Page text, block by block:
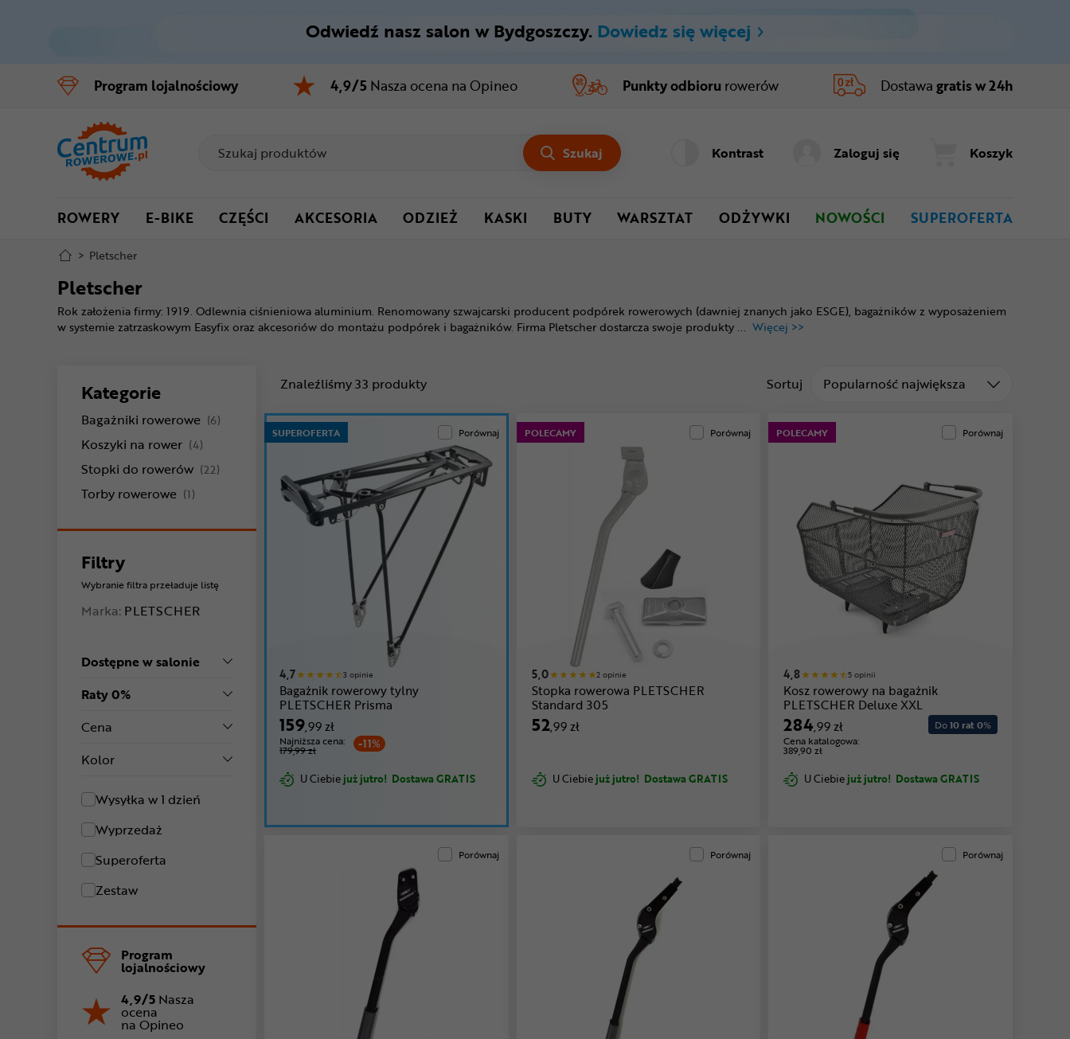
Menu główne
Filtry
Stopka
Odwiedź nasz salon w Bydgoszczy. Dowiedz się więcej
Program lojalnościowy 4,9/5 Nasza ocena na Opineo Punkty odbioru rowerów Dostawa gratis w 24h
Szukaj Kontrast Zaloguj się Koszyk
ROWERY E-BIKE CZĘŚCI AKCESORIA ODZIEŻ KASKI BUTY WARSZTAT ODŻYWKI NOWOŚCI SUPEROFERTA
> Pletscher
Pletscher
Rok założenia firmy: 1919. Odlewnia ciśnieniowa aluminium. Renomowany szwajcarski producent podpórek rowerowych (dawniej znanych jako ESGE), bagażników z wyposażeniem
w systemie zatrzaskowym Easyfix oraz akcesoriów do montażu podpórek i bagażników. Firma Pletscher dostarcza swoje produkty ... Więcej >>
Kategorie
Bagażniki rowerowe (6) produkty
Koszyki na rower (4)
Stopki do rowerów (22)
Torby rowerowe (1)
Filtry
Wybranie filtra przeładuje listę
Marka: PLETSCHER
Dostępne w salonie
Raty 0%
Cena
Kolor
Wysyłka w 1 dzień
Wyprzedaż
Superoferta
Zestaw
Program
lojalnościowy
4,9/5 Nasza
ocena
na Opineo
Znaleźliśmy33 produkty Sortuj Sortuj od
Popularność największa
SUPEROFERTA Porównaj
4,7 3 opinie
Bagażnik rowerowy tylny
PLETSCHER Prisma
159,99 zł
-11%
Najniższa cena:
179,99 zł
U Ciebiejuż jutro! Dostawa GRATIS
POLECAMY Porównaj
5,0 2 opinie
Stopka rowerowa PLETSCHER
Standard 305
52,99 zł
U Ciebiejuż jutro! Dostawa GRATIS
POLECAMY Porównaj
4,8 5 opinii
Kosz rowerowy na bagażnik
PLETSCHER Deluxe XXL
284,99 zł
Cena katalogowa:
389,90 zł
Do10 rat 0%
U Ciebiejuż jutro! Dostawa GRATIS
Porównaj Porównaj Porównaj